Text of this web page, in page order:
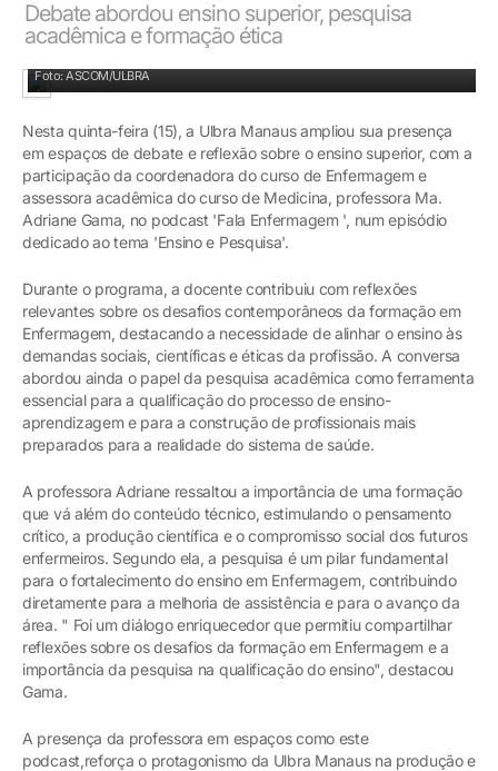
Debate abordou ensino superior, pesquisa
acadêmica e formação ética
Foto: ASCOM/ULBRA
Nesta quinta-feira (15), a Ulbra Manaus ampliou sua presença
em espaços de debate e reflexão sobre o ensino superior, com a
participação da coordenadora do curso de Enfermagem e
assessora acadêmica do curso de Medicina, professora Ma.
Adriane Gama, no podcast 'Fala Enfermagem ', num episódio
dedicado ao tema 'Ensino e Pesquisa'.
Durante o programa, a docente contribuiu com reflexões
relevantes sobre os desafios contemporâneos da formação em
Enfermagem, destacando a necessidade de alinhar o ensino às
demandas sociais, científicas e éticas da profissão. A conversa
abordou ainda o papel da pesquisa acadêmica como ferramenta
essencial para a qualificação do processo de ensino-
aprendizagem e para a construção de profissionais mais
preparados para a realidade do sistema de saúde.
A professora Adriane ressaltou a importância de uma formação
que vá além do conteúdo técnico, estimulando o pensamento
crítico, a produção científica e o compromisso social dos futuros
enfermeiros. Segundo ela, a pesquisa é um pilar fundamental
para o fortalecimento do ensino em Enfermagem, contribuindo
diretamente para a melhoria de assistência e para o avanço da
área. " Foi um diálogo enriquecedor que permitiu compartilhar
reflexões sobre os desafios da formação em Enfermagem e a
importância da pesquisa na qualificação do ensino", destacou
Gama.
A presença da professora em espaços como este
podcast,reforça o protagonismo da Ulbra Manaus na produção e